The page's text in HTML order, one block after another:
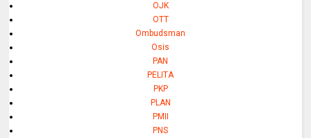
OJK
OTT
Ombudsman
Osis
PAN
PELITA
PKP
PLAN
PMII
PNS